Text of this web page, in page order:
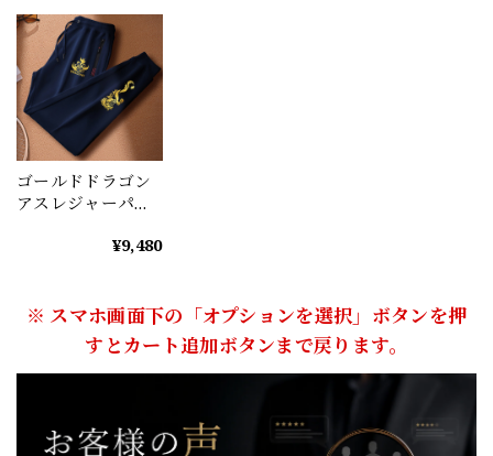
ゴールドドラゴン
アスレジャーパン
¥9,480
※ スマホ画面下の「オプションを選択」ボタンを押
すとカート追加ボタンまで戻ります。